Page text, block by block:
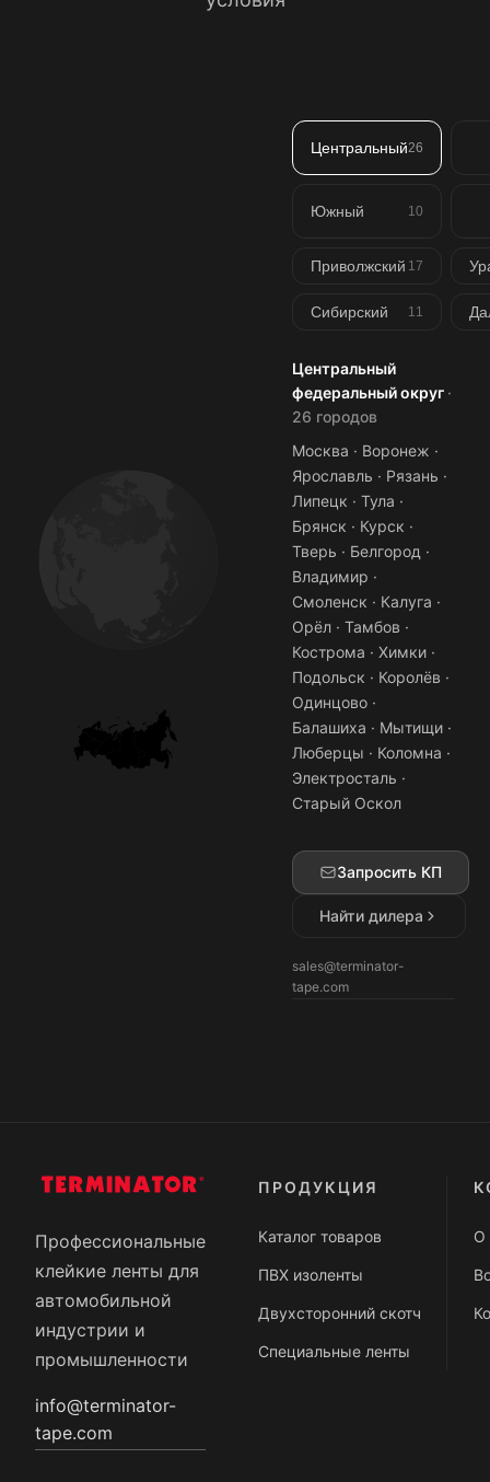
Центральный26
Южный 10
Приволжский 17
Сибирский 11
Центральный
федеральный округ ·
26 городов
Москва · Воронеж ·
Ярославль · Рязань ·
Липецк · Тула ·
Брянск · Курск ·
Тверь · Белгород ·
Владимир ·
Смоленск · Калуга ·
Орёл · Тамбов ·
Кострома · Химки ·
Подольск · Королёв ·
Одинцово ·
Балашиха · Мытищи ·
Люберцы · Коломна ·
Электросталь ·
Старый Оскол
Запросить КП
Найти дилера
sales@terminator-
tape.com
Профессиональные
клейкие ленты для
автомобильной
индустрии и
промышленности
info@terminator-
tape.com
ПРОДУКЦИЯ
Каталог товаров
ПВХ изоленты
Двухсторонний скотч
Специальные ленты
О